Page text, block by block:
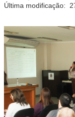
Última modificação: